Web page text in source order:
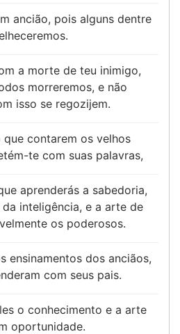
ancião, pois alguns dentre
a morte de teu inimigo,
morreremos, e não
isso se regozijem.
que contarem os velhos
te com suas palavras,
aprenderás a sabedoria,
inteligência, e a arte de
os poderosos.
ensinamentos dos anciãos,
com seus pais.
o conhecimento e a arte
oportunidade.